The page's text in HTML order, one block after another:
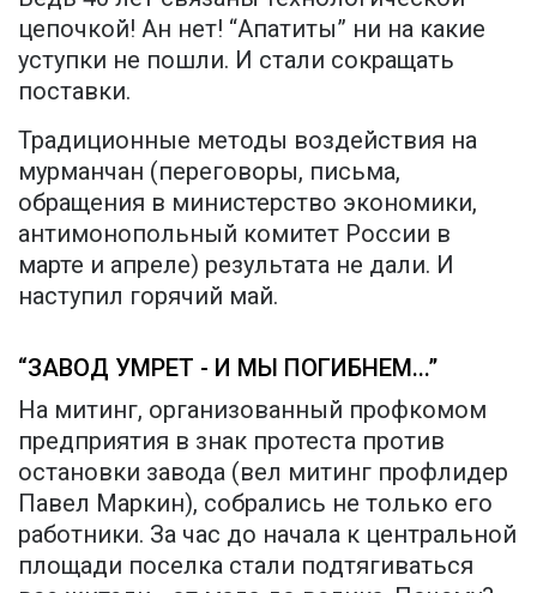
цепочкой! Ан нет! “Апатиты” ни на какие
уступки не пошли. И стали сокращать
поставки.
Традиционные методы воздействия на
мурманчан (переговоры, письма,
обращения в министерство экономики,
антимонопольный комитет России в
марте и апреле) результата не дали. И
наступил горячий май.
“ЗАВОД УМРЕТ - И МЫ ПОГИБНЕМ...”
На митинг, организованный профкомом
предприятия в знак протеста против
остановки завода (вел митинг профлидер
Павел Маркин), собрались не только его
работники. За час до начала к центральной
площади поселка стали подтягиваться